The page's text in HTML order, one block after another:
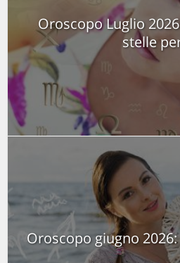
Oroscopo Luglio
stelle
Oroscopo giugno 2026: